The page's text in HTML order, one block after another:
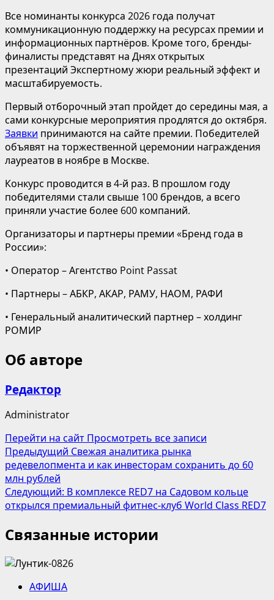
Все номинанты конкурса 2026 года получат
коммуникационную поддержку на ресурсах премии и
информационных партнёров. Кроме того, бренды-
финалисты представят на Днях открытых
презентаций Экспертному жюри реальный эффект и
масштабируемость.
Первый отборочный этап пройдет до середины мая, а
сами конкурсные мероприятия продлятся до октября.
Заявки принимаются на сайте премии. Победителей
объявят на торжественной церемонии награждения
лауреатов в ноябре в Москве.
Конкурс проводится в 4-й раз. В прошлом году
победителями стали свыше 100 брендов, а всего
приняли участие более 600 компаний.
Организаторы и партнеры премии «Бренд года в
России»:
• Оператор – Агентство Point Passat
• Партнеры – АБКР, АКАР, РАМУ, НАОМ, РАФИ
• Генеральный аналитический партнер – холдинг
РОМИР
Об авторе
Редактор
Administrator
Перейти на сайт Просмотреть все записи
Навигация
записи
Предыдущий Свежая аналитика рынка
редевелопмента и как инвесторам сохранить до 60
млн рублей
Следующий: В комплексе RED7 на Садовом кольце
открылся премиальный фитнес-клуб World Class RED7
Связанные истории
АФИША